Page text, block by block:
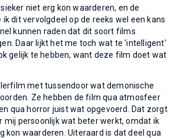
niet erg kon waarderen, en de
dit vervolgdeel op de reeks wel een kans
kunnen raden dat dit soort films
Daar lijkt het me toch wat te 'intelligent'
gelijk te hebben, want deze film doet wat
met tussendoor wat demonische
Ze hebben de film qua atmosfeer
qua horror juist wat opgevoerd. Dat zorgt
mij persoonlijk wat beter werkt, omdat ik
kon waarderen. Uiteraard is dat deel qua